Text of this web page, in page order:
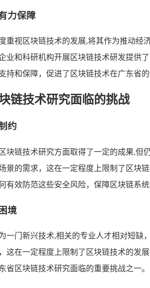
力保障
重视区块链技术的发展,将其作为推动经
业和科研机构开展区块链技术研发提供
持和保障，促进了区块链技术在广东省的
链技术研究面临的挑战
约
块链技术研究方面取得了一定的成果,但
景的需求，这在一定程度上限制了区块
有效防范这些安全风险，保障区块链系
境
一门新兴技术,相关的专业人才相对短
这在一定程度上限制了区块链技术的发
省区块链技术研究面临的重要挑战之一。